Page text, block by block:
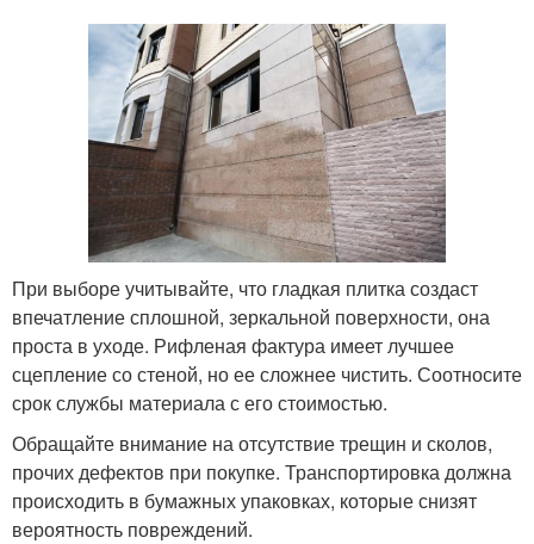
При выборе учитывайте, что гладкая плитка создаст
впечатление сплошной, зеркальной поверхности, она
проста в уходе. Рифленая фактура имеет лучшее
сцепление со стеной, но ее сложнее чистить. Соотносите
срок службы материала с его стоимостью.
Обращайте внимание на отсутствие трещин и сколов,
прочих дефектов при покупке. Транспортировка должна
происходить в бумажных упаковках, которые снизят
вероятность повреждений.